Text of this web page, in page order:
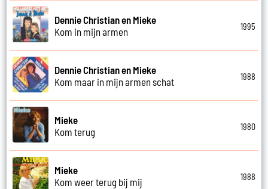
Dennie Christian en Mieke
Kom in mijn armen
1995
Dennie Christian en Mieke
Kom maar in mijn armen schat
1988
Mieke
Kom terug
1980
Mieke
Kom weer terug bij mij
1988